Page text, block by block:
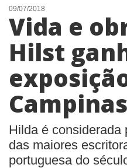
CIDADES
EVENTOS
EMPREGO
ANIVERSÁRIO DAS CIDADES
ANUNCIE
CONTATO
09/07/2018
Vida e
Hilst
Campinas
Hilda é considerada
das maiores
portuguesa do